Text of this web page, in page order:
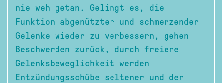
nie weh getan. Gelingt es, die
Funktion abgenützter und schmerzender
Gelenke wieder zu verbessern, gehen
Beschwerden zurück, durch freiere
Gelenksbeweglichkeit werden
Entzündungsschübe seltener und der